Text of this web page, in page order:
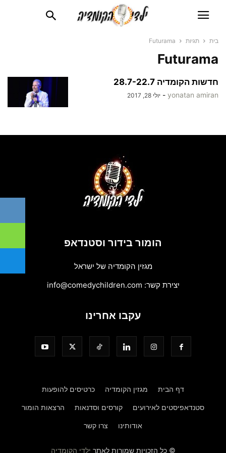
בית תגיות Futurama
Futurama
חדשות הקומדיה 28.7-22.7
yonatan amiran
- יולי 28, 2017
הומור בידור וסטנדאפ
מגזין הקומדיה של ישראל
יצירת קשר: info@comedychildren.com
עקבו אחרינו
דף הבית מגזין הקומדיה כרטיסים להופעות
סטנדאפיסטים לאירועים קורסים וסדנאות הרצאות הומור
אודותינו צרו קשר
© כל הזכויות שמורות לאתר ילדי הקומדיה